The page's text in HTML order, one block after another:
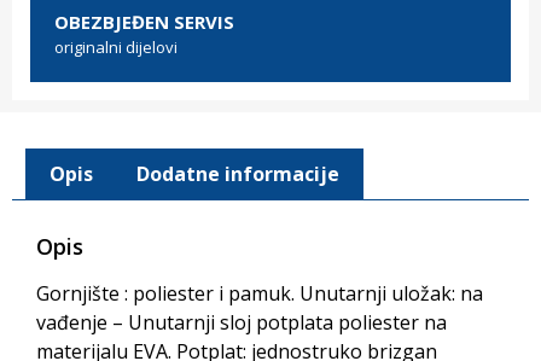
OBEZBJEĐEN SERVIS
originalni dijelovi
Opis Dodatne informacije
Opis
Gornjište : poliester i pamuk. Unutarnji uložak: na
vađenje – Unutarnji sloj potplata poliester na
materijalu EVA. Potplat: jednostruko brizgan